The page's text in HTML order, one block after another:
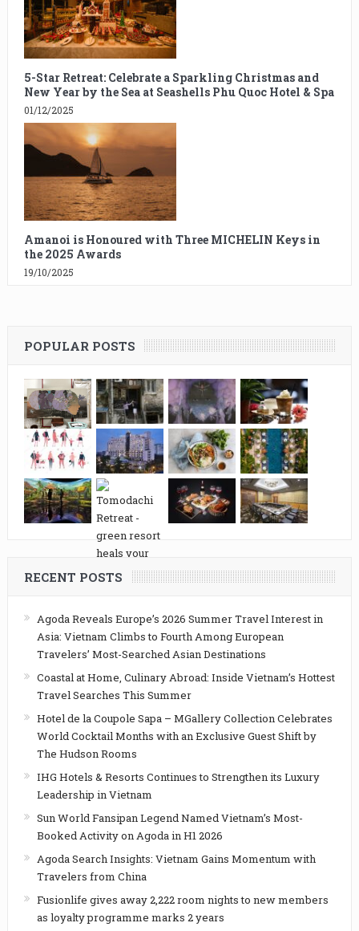
5-Star Retreat: Celebrate a Sparkling Christmas and
New Year by the Sea at Seashells Phu Quoc Hotel & Spa
01/12/2025
Amanoi is Honoured with Three MICHELIN Keys in
the 2025 Awards
19/10/2025
POPULAR POSTS
RECENT POSTS
Agoda Reveals Europe’s 2026 Summer Travel Interest in
Asia: Vietnam Climbs to Fourth Among European
Travelers’ Most-Searched Asian Destinations
Coastal at Home, Culinary Abroad: Inside Vietnam’s Hottest
Travel Searches This Summer
Hotel de la Coupole Sapa – MGallery Collection Celebrates
World Cocktail Months with an Exclusive Guest Shift by
The Hudson Rooms
IHG Hotels & Resorts Continues to Strengthen its Luxury
Leadership in Vietnam
Sun World Fansipan Legend Named Vietnam’s Most-
Booked Activity on Agoda in H1 2026
Agoda Search Insights: Vietnam Gains Momentum with
Travelers from China
Fusionlife gives away 2,222 room nights to new members
as loyalty programme marks 2 years